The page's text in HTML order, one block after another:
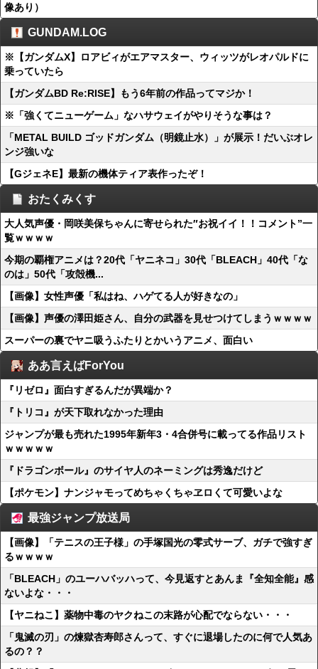
像あり）
GUNDAM.LOG
※【ガンダムX】ロアビィがエアマスター、ウィッツがレオパルドに
乗っていたら
【ガンダムBD Re:RISE】もう6年前の作品ってマジか！
※「強くてニューゲーム」なハサウェイがやりそうな事は？
「METAL BUILD ゴッドガンダム（明鏡止水）」が展示！だいぶオレ
ンジ強いな
【GジェネE】最新の機体ティア表作ったぞ！
おたくみくす
大人気声優・岡咲美保ちゃんに寄せられた″お祝イイ！！コメント”一
覧ｗｗｗｗ
今期の覇権アニメは？20代「ヤニネコ」30代「BLEACH」40代「な
のは」50代「攻殻機...
【画像】女性声優「私はね、ハゲてる人が好きなの」
【画像】声優の澤田姫さん、自分の武器を見せつけてしまうｗｗｗｗ
スーパーの裏でヤニ吸うふたりとかいうアニメ、面白い
ああ言えばForYou
『リゼロ』面白すぎるんだが異端か？
『トリコ』が天下取れなかった理由
ジャンプが最も売れた1995年新年3・4合併号に載ってる作品リスト
ｗｗｗｗｗ
『ドラゴンボール』のサイヤ人のネーミングは秀逸だけど
【ポケモン】ナンジャモってめちゃくちゃヱロくて可愛いよな
最強ジャンプ放送局
【画像】「テニスの王子様」の手塚国光の零式サーブ、ガチで強すぎ
るｗｗｗｗ
「BLEACH」のユーハバッハって、今見返すとあんま『全知全能』感
ないよな・・・
【ヤニねこ】薬物中毒のヤクねこの末路が心配でならない・・・
「鬼滅の刃」の煉獄杏寿郎さんって、すぐに退場したのに何で人気あ
るの？？